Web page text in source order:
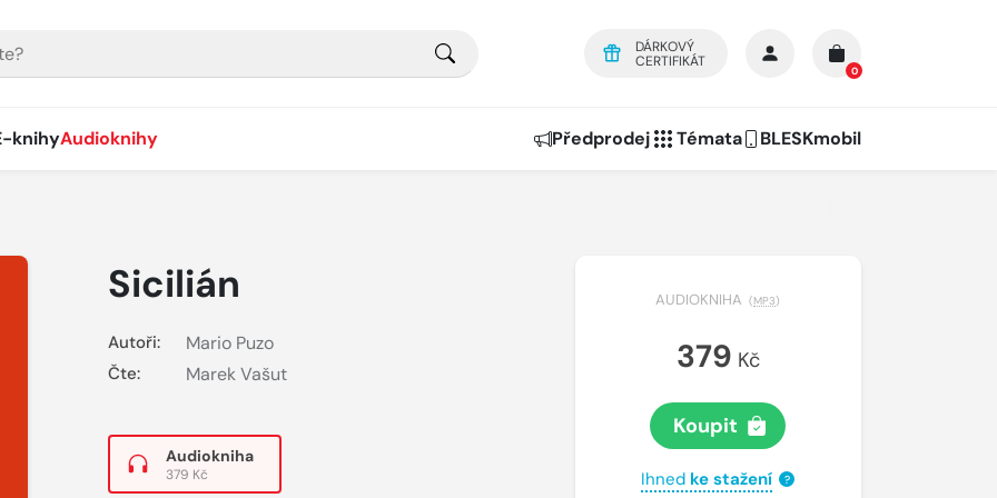
DÁRKOVÝ
CERTIFIKÁT
0
knihyAudioknihy Předprodej Témata BLESKmobil
Sicilián
Autoři: Mario Puzo
Čte: Marek Vašut
Audiokniha
379 Kč
AUDIOKNIHA (MP3)
379 Kč
Koupit
Ihned ke stažení ?